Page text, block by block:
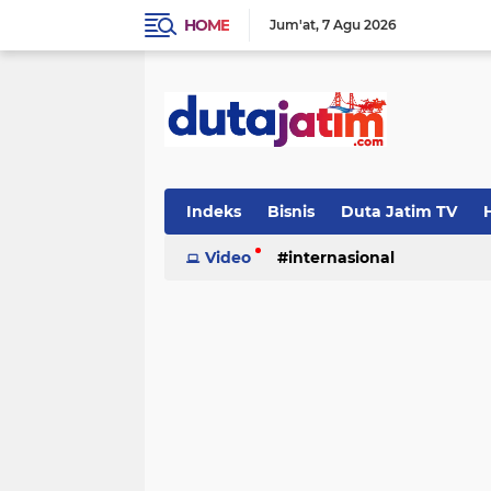
HOME Jum'at 7 Agu 2026
Indeks Bisnis Duta Jatim TV
Video internasional